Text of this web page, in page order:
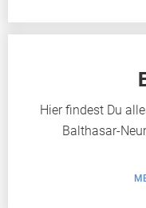
Hier findest Du
Balthasar-